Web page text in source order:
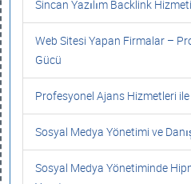
Sincan Yazılım Backlink Hizmeti
Web Sitesi Yapan Firmalar –
Gücü
Profesyonel Ajans Hizmetleri
Sosyal Medya Yönetimi ve
Sosyal Medya Yönetiminde